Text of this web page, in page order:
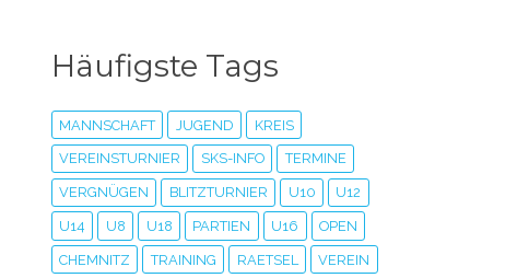
Häufigste Tags
MANNSCHAFT JUGEND KREIS
VEREINSTURNIER SKS-INFO TERMINE
VERGNÜGEN BLITZTURNIER U10 U12
U14 U8 U18 PARTIEN U16 OPEN
CHEMNITZ TRAINING RAETSEL VEREIN